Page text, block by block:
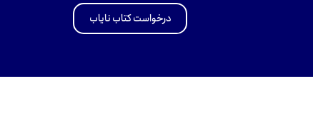
درخواست کتاب نایاب